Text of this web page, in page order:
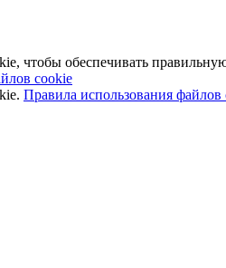
чтобы обеспечивать
cookie
Правила использования файлов